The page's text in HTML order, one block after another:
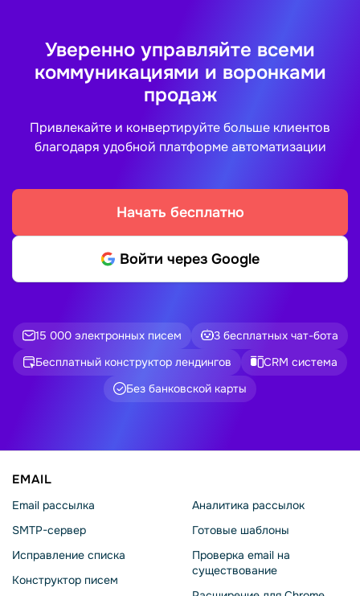
Уверенно управляйте всеми
коммуникациями и воронками
продаж
Привлекайте и конвертируйте больше клиентов
благодаря удобной платформе автоматизации
Начать бесплатно
Войти через Google
15 000 электронных писем
3 бесплатных чат-бота
Бесплатный конструктор лендингов
CRM система
Без банковской карты
EMAIL
Email рассылка
SMTP-сервер
Исправление списка
Конструктор писем
Аналитика рассылок
Готовые шаблоны
Проверка email на
существование